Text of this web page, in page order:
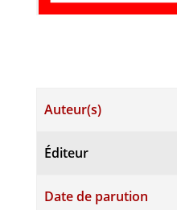
Auteur(s)
Éditeur
Date de parution